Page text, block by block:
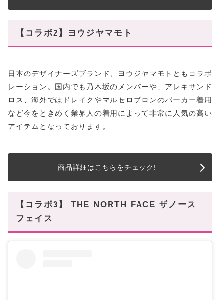
【コラボ2】ヨウジヤマモト
日本のデザイナーズブランド、ヨウジヤマモトともコラボ
レーション。国内でも乃木坂のメンバーや、アレキサンド
ロス、海外ではドレイクやマルセロブロンのパーカー着用
など今をときめく業界人の着用によって非常に人気の高い
アイテムとなっております。
商品詳細はこちらをチェック!
【コラボ3】 THE NORTH FACE ザノース
フェイス